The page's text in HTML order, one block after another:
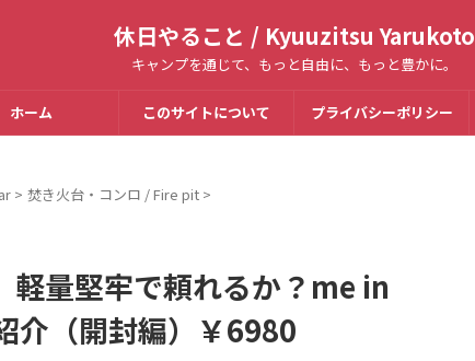
休日やること / Kyuuzitsu Yarukoto
キャンプを通じて、もっと自由に、もっと豊かに。
ホーム このサイトについて プライバシーポリシー
> 焚き火台・コンロ / Fire pit >
軽量堅牢で頼れるか？me in
介（開封編）￥6980